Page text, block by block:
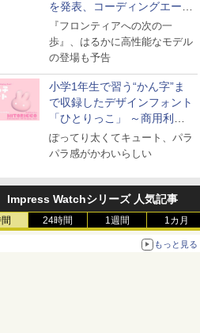
を発表、コーディングエージ
ェント「Muse Code」も
『フロンティアへの次の一
歩』、はるかに高性能なモデル
の登場も予告
小学1年生で習う“かん字”ま
で収録したデザインフォント
「ひとりっこ」 ～商用利用
OK
ぽってり太くてキュート、パラ
パラ感がかわいらしい
Impress Watchシリーズ 人気記事
24時間 1週間 1カ月
もっと見る